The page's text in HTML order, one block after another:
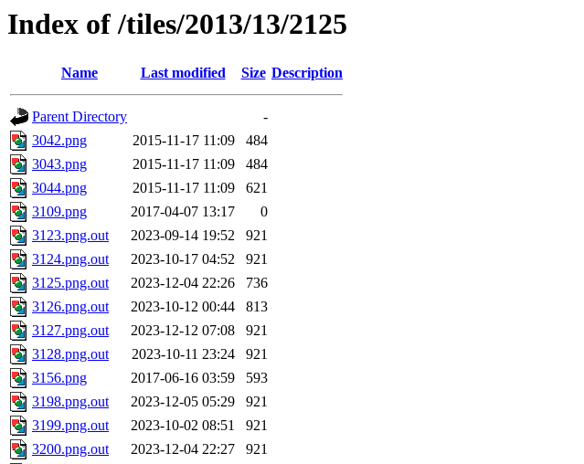
Index of /tiles/2013/13/2125
Name Last modified Size Description
Parent Directory
-
3042.png
2015-11-17 11:09
484
3043.png
2015-11-17 11:09
484
3044.png
2015-11-17 11:09
621
3109.png
2017-04-07 13:17
0
3123.png.out
2023-09-14 19:52
921
3124.png.out
2023-10-17 04:52
921
3125.png.out
2023-12-04 22:26
736
3126.png.out
2023-10-12 00:44
813
3127.png.out
2023-12-12 07:08
921
3128.png.out
2023-10-11 23:24
921
3156.png
2017-06-16 03:59
593
3198.png.out
2023-12-05 05:29
921
3199.png.out
2023-10-02 08:51
921
3200.png.out
2023-12-04 22:27
921